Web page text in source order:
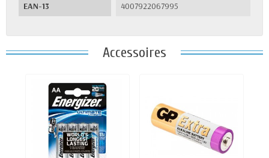
EAN-13 4007922067995
Accessoires